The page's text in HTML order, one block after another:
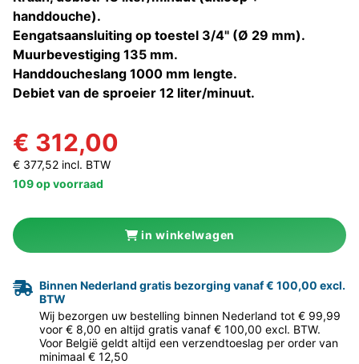
handdouche).
Eengatsaansluiting op toestel 3/4" (Ø 29 mm).
Muurbevestiging 135 mm.
Handdoucheslang 1000 mm lengte.
Debiet van de sproeier 12 liter/minuut.
€ 312,00
€ 377,52 incl. BTW
109 op voorraad
in winkelwagen
Binnen Nederland gratis bezorging vanaf € 100,00 excl.
BTW
Wij bezorgen uw bestelling binnen Nederland tot € 99,99
voor € 8,00 en altijd gratis vanaf € 100,00 excl. BTW.
Voor België geldt altijd een verzendtoeslag per order van
minimaal € 12,50